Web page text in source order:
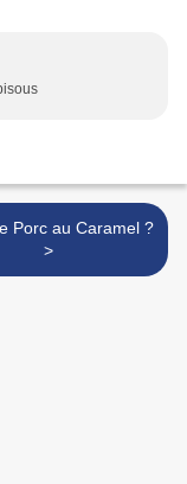
Porc au Caramel ?
>